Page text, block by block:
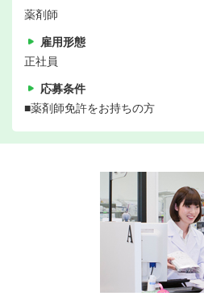
薬剤師
雇用形態
正社員
応募条件
■薬剤師免許をお持ちの方